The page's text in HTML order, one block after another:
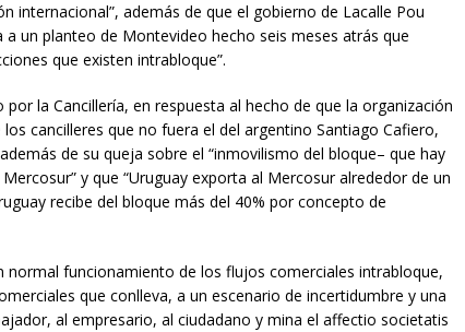
internacional”, además de que el gobierno de Lacalle Pou
un planteo de Montevideo hecho seis meses atrás que
que existen intrabloque”.
la Cancillería, en respuesta al hecho de que la organización
cancilleres que no fuera el del argentino Santiago Cafiero,
de su queja sobre el “inmovilismo del bloque– que hay
y que “Uruguay exporta al Mercosur alrededor de un
recibe del bloque más del 40% por concepto de
normal funcionamiento de los flujos comerciales intrabloque,
que conlleva, a un escenario de incertidumbre y una
al empresario, al ciudadano y mina el affectio societatis